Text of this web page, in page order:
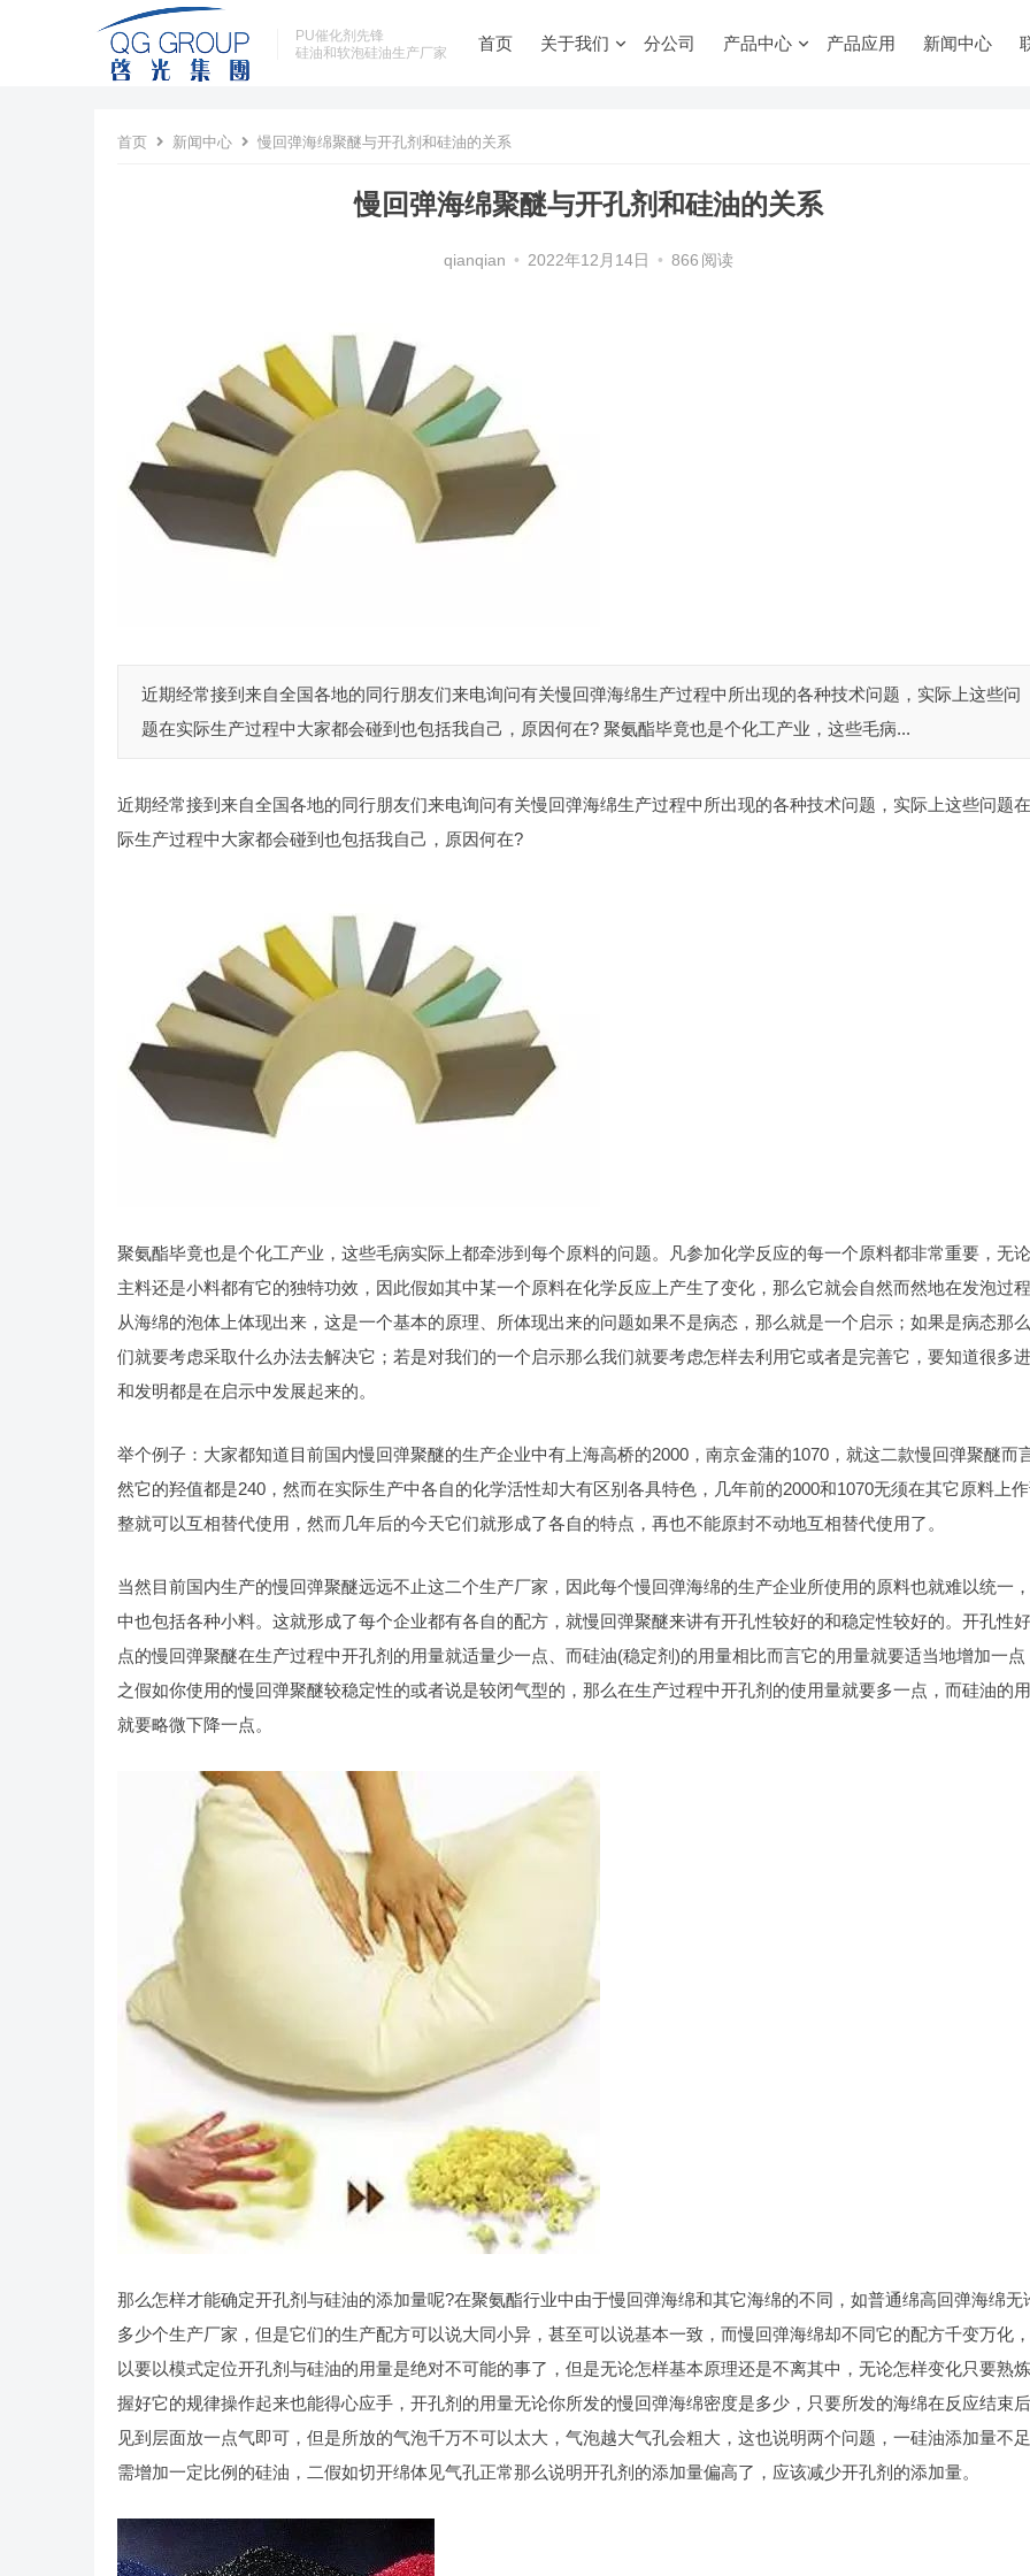
PU催化剂先锋
硅油和软泡硅油生产厂家
首页 关于我们 分公司 产品中心 产品应用 新闻中心
首页 新闻中心 慢回弹海绵聚醚与开孔剂和硅油的关系
慢回弹海绵聚醚与开孔剂和硅油的关系
qianqian • 2022年12月14日 • 866 阅读
近期经常接到来自全国各地的同行朋友们来电询问有关慢回弹海绵生产过程中所出现的各种技术问题，实际上这些问
题在实际生产过程中大家都会碰到也包括我自己，原因何在? 聚氨酯毕竟也是个化工产业，这些毛病...
近期经常接到来自全国各地的同行朋友们来电询问有关慢回弹海绵生产过程中所出现的各种技术问题，实际上这些问题
际生产过程中大家都会碰到也包括我自己，原因何在?
聚氨酯毕竟也是个化工产业，这些毛病实际上都牵涉到每个原料的问题。凡参加化学反应的每一个原料都非常重要，无
主料还是小料都有它的独特功效，因此假如其中某一个原料在化学反应上产生了变化，那么它就会自然而然地在发泡过
从海绵的泡体上体现出来，这是一个基本的原理、所体现出来的问题如果不是病态，那么就是一个启示；如果是病态那
们就要考虑采取什么办法去解决它；若是对我们的一个启示那么我们就要考虑怎样去利用它或者是完善它，要知道很多
和发明都是在启示中发展起来的。
举个例子：大家都知道目前国内慢回弹聚醚的生产企业中有上海高桥的2000，南京金蒲的1070，就这二款慢回弹聚醚而
然它的羟值都是240，然而在实际生产中各自的化学活性却大有区别各具特色，几年前的2000和1070无须在其它原料上
整就可以互相替代使用，然而几年后的今天它们就形成了各自的特点，再也不能原封不动地互相替代使用了。
当然目前国内生产的慢回弹聚醚远远不止这二个生产厂家，因此每个慢回弹海绵的生产企业所使用的原料也就难以统一
中也包括各种小料。这就形成了每个企业都有各自的配方，就慢回弹聚醚来讲有开孔性较好的和稳定性较好的。开孔性
点的慢回弹聚醚在生产过程中开孔剂的用量就适量少一点、而硅油(稳定剂)的用量相比而言它的用量就要适当地增加一点
之假如你使用的慢回弹聚醚较稳定性的或者说是较闭气型的，那么在生产过程中开孔剂的使用量就要多一点，而硅油的
就要略微下降一点。
那么怎样才能确定开孔剂与硅油的添加量呢?在聚氨酯行业中由于慢回弹海绵和其它海绵的不同，如普通绵高回弹海绵无
多少个生产厂家，但是它们的生产配方可以说大同小异，甚至可以说基本一致，而慢回弹海绵却不同它的配方千变万化
以要以模式定位开孔剂与硅油的用量是绝对不可能的事了，但是无论怎样基本原理还是不离其中，无论怎样变化只要熟
握好它的规律操作起来也能得心应手，开孔剂的用量无论你所发的慢回弹海绵密度是多少，只要所发的海绵在反应结束
见到层面放一点气即可，但是所放的气泡千万不可以太大，气泡越大气孔会粗大，这也说明两个问题，一硅油添加量不足
需增加一定比例的硅油，二假如切开绵体见气孔正常那么说明开孔剂的添加量偏高了，应该减少开孔剂的添加量。